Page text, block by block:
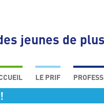
jeunes de
to
content
LE PRIF